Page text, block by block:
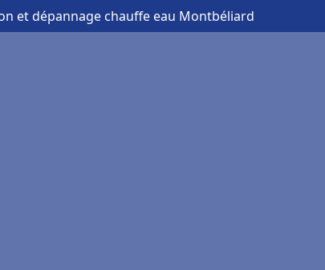
et dépannage chauffe eau Montbéliard